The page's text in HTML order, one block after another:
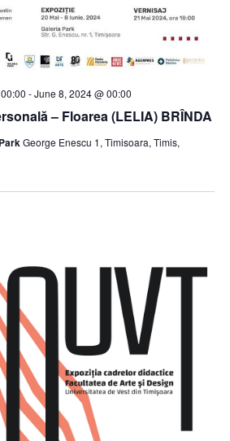
– Floarea (LELIA) BRÎNDA
-June 8, 2024 @ 00:00
George Enescu 1, Timisoara, Timis,